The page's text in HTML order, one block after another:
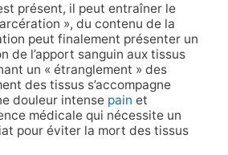
présent, il peut entraîner le
», du contenu de la
peut finalement présenter un
de l’apport sanguin aux tissus
un « étranglement » des
des tissus s’accompagne
douleur intense pain et
médicale qui nécessite un
pour éviter la mort des tissus